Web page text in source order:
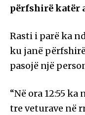
përfshirë katër
Rasti i parë ka
ku janë
pasojë një
“Në ora 12:55
tre veturave në